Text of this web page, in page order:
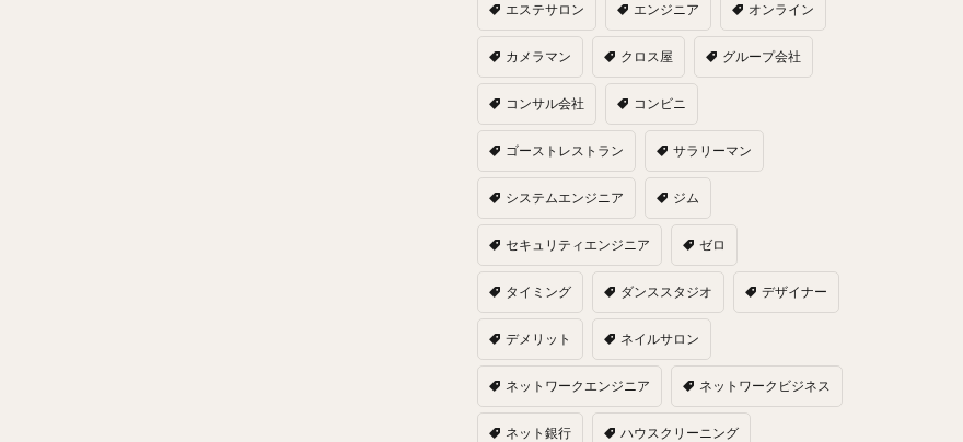
エステサロン エンジニア オンライン
カメラマン クロス屋 グループ会社
コンサル会社 コンビニ
ゴーストレストラン サラリーマン
システムエンジニア ジム
セキュリティエンジニア ゼロ
タイミング ダンススタジオ デザイナー
デメリット ネイルサロン
ネットワークエンジニア ネットワークビジネス
ネット銀行 ハウスクリーニング